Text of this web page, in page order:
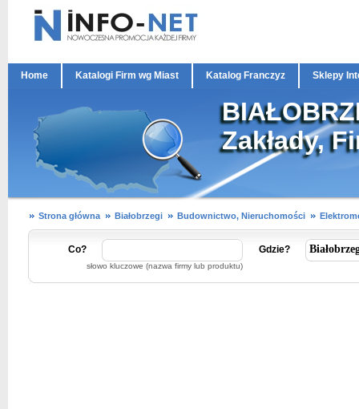
Home Katalogi Firm wg Miast Katalog Franczyz Sklepy
Zakłady,
Strona główna Białobrzegi Budownictwo, Nieruchomości
Co?
słowo kluczowe (nazwa firmy lub produktu)
Gdzie?